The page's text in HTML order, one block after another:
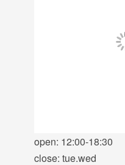
open: 12:00-18:30
close: tue.wed